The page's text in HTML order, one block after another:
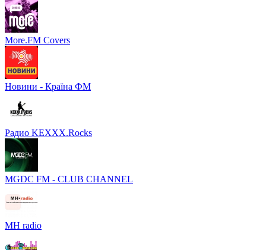
More.FM Covers
Новини - Країна ФМ
Радио KEXXX.Rocks
MGDC FM - CLUB CHANNEL
MH radio